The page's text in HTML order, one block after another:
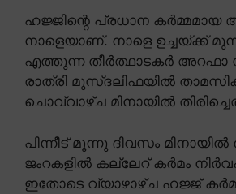
ഹജ്ജിന്റെ പ്രധാന കർമ്മമായ
നാളെയാണ്. നാളെ ഉച്ചയ്ക്ക്
എത്തുന്ന തീർത്ഥാടകർ അറഫാ
രാത്രി മുസ്ദലിഫയിൽ
ചൊവ്വാഴ്ച മിനായിൽ
പിന്നീട് മൂന്നു ദിവസം മിനായിൽ
ജംറകളിൽ കല്ലേറ് കർമം
ഇതോടെ വ്യാഴാഴ്ച ഹജ്ജ്